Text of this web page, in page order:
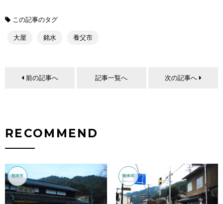
この記事のタグ
大屋 銘水 養父市
前の記事へ 記事一覧へ 次の記事へ
RECOMMEND
朝来市 朝来市